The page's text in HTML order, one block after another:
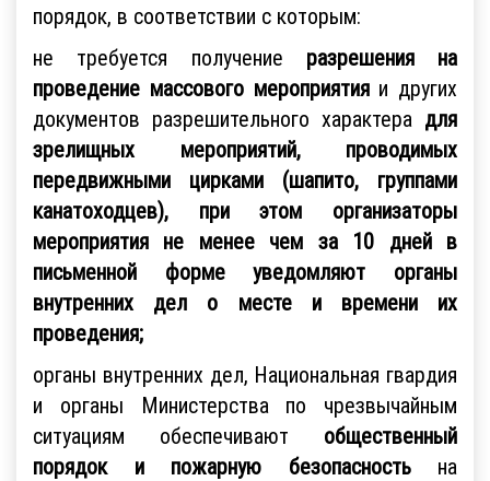
порядок, в соответствии с которым:
не требуется получение разрешения на
проведение массового мероприятияи других
документов разрешительного характера для
зрелищных мероприятий,проводимых
передвижными цирками (шапито, группами
канатоходцев), при этом организаторы
мероприятия не менее чем за 10 дней в
письменной форме уведомляют органы
внутренних дел о месте и времени их
проведения;
органы внутренних дел, Национальная гвардия
и органы Министерства по чрезвычайным
ситуациям обеспечивают общественный
порядок и пожарную безопасность на